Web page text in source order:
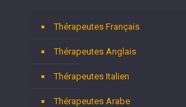
Thérapeutes Français
Thérapeutes Anglais
Thérapeutes Italien
Thérapeutes Arabe